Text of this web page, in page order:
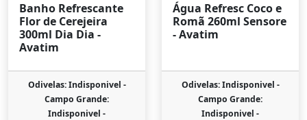
Banho Refrescante
Flor de Cerejeira
300ml Dia Dia -
Avatim
Odivelas: Indisponivel -
Campo Grande:
Indisponivel -
Água Refresc Coco e
Romã 260ml Sensore
- Avatim
Odivelas: Indisponivel -
Campo Grande:
Indisponivel -